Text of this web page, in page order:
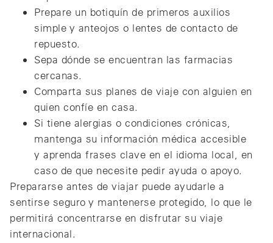
Prepare un botiquín de primeros auxilios
simple y anteojos o lentes de contacto de
repuesto.
Sepa dónde se encuentran las farmacias
cercanas.
Comparta sus planes de viaje con alguien en
quien confíe en casa.
Si tiene alergias o condiciones crónicas,
mantenga su información médica accesible
y aprenda frases clave en el idioma local, en
caso de que necesite pedir ayuda o apoyo.
Prepararse antes de viajar puede ayudarle a
sentirse seguro y mantenerse protegido, lo que le
permitirá concentrarse en disfrutar su viaje
internacional.